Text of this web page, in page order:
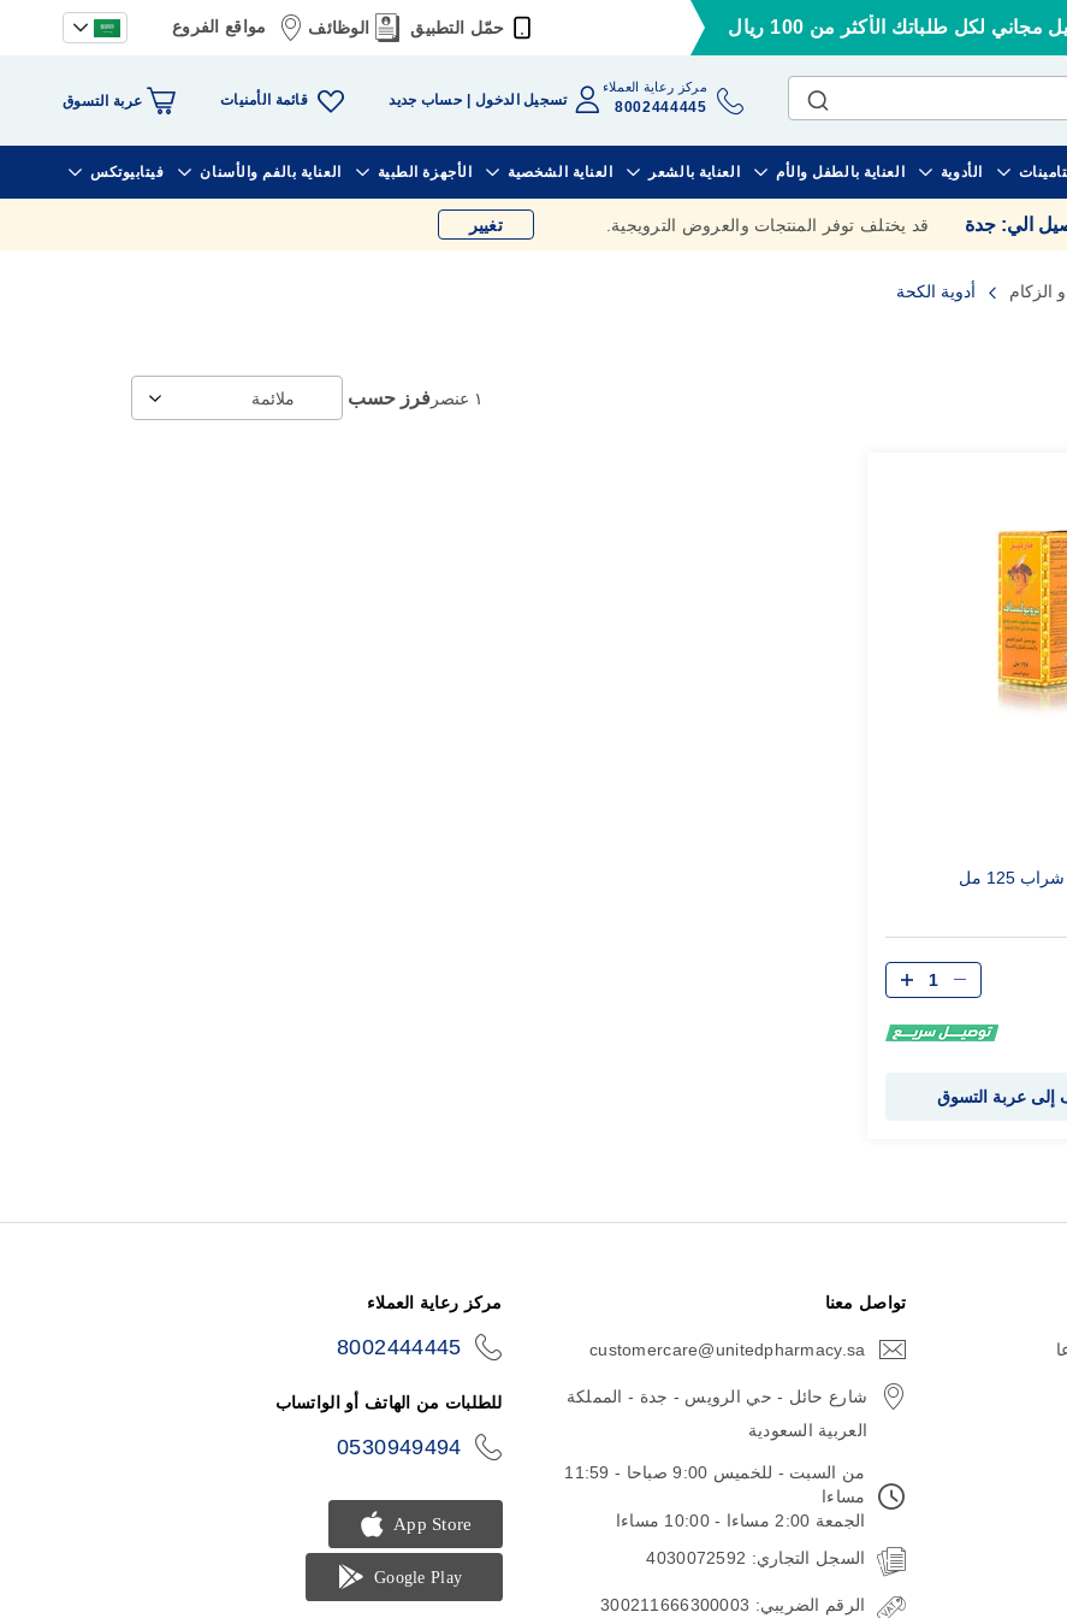
مجاني لكل طلباتك الأكثر من 100 ريال حمّل التطبيق الوظائف مواقع الفروع
مركز رعاية العملاء
8002444445 تسجيل الدخول حساب جديد قائمة الأمنيات عربة التسوق
الأدوية العناية بالطفل والأم العناية بالشعر العناية الشخصية الأجهزة الطبية العناية بالفم والأسنان فيتابيوتكس
الي: جدة قد يختلف توفر المنتجات والعروض الترويجية. تغيير
الزكام أدوية الكحة
١ عنصر فرز حسب
125 مل
الكمية
عربة التسوق
تواصل معنا
customercare@unitedpharmacy.sa
شارع حائل - حي الرويس - جدة - المملكة
العربية السعودية
من السبت - للخميس 9:00 صباحا - 11:59
مساءا
الجمعة 2:00 مساءا - 10:00 مساءا
السجل التجاري: 4030072592
الرقم الضريبي: 300211666300003
مركز رعاية العملاء
8002444445
للطلبات من الهاتف أو الواتساب
0530949494